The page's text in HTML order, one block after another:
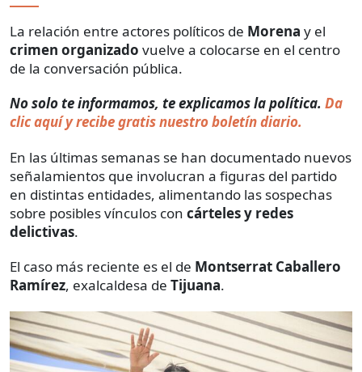
La relación entre actores políticos de Morena y el
crimen organizado vuelve a colocarse en el centro
de la conversación pública.
No solo te informamos, te explicamos la política. Da
clic aquí y recibe gratis nuestro boletín diario.
En las últimas semanas se han documentado nuevos
señalamientos que involucran a figuras del partido
en distintas entidades, alimentando las sospechas
sobre posibles vínculos con cárteles y redes
delictivas.
El caso más reciente es el de Montserrat Caballero
Ramírez, exalcaldesa de Tijuana.